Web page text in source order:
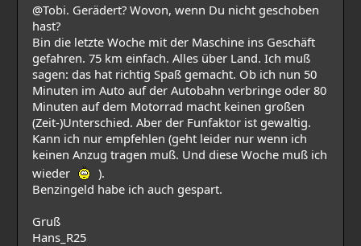
@Tobi. Gerädert? Wovon, wenn Du nicht geschoben
hast?
Bin die letzte Woche mit der Maschine ins Geschäft
gefahren. 75 km einfach. Alles über Land. Ich muß
sagen: das hat richtig Spaß gemacht. Ob ich nun 50
Minuten im Auto auf der Autobahn verbringe oder 80
Minuten auf dem Motorrad macht keinen großen
(Zeit-)Unterschied. Aber der Funfaktor ist gewaltig.
Kann ich nur empfehlen (geht leider nur wenn ich
keinen Anzug tragen muß. Und diese Woche muß ich
wieder
).
Benzingeld habe ich auch gespart.
Gruß
Hans_R25